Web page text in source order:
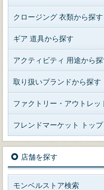
クロージング 衣類から探す
ギア 道具から探す
アクティビティ 用途から探
取り扱いブランドから探す
ファクトリー・アウトレッ
フレンドマーケット トップ
店舗を探す
モンベルストア検索